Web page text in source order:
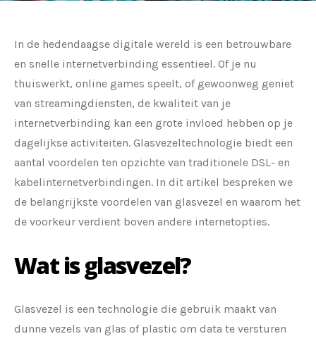
In de hedendaagse digitale wereld is een betrouwbare
en snelle internetverbinding essentieel. Of je nu
thuiswerkt, online games speelt, of gewoonweg geniet
van streamingdiensten, de kwaliteit van je
internetverbinding kan een grote invloed hebben op je
dagelijkse activiteiten. Glasvezeltechnologie biedt een
aantal voordelen ten opzichte van traditionele DSL- en
kabelinternetverbindingen. In dit artikel bespreken we
de belangrijkste voordelen van glasvezel en waarom het
de voorkeur verdient boven andere internetopties.
Wat is glasvezel?
Glasvezel is een technologie die gebruik maakt van
dunne vezels van glas of plastic om data te versturen